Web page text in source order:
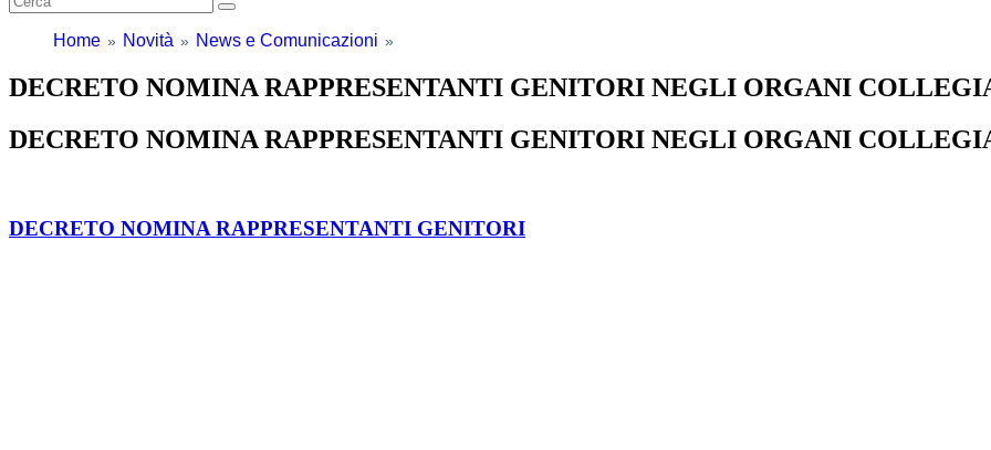
Home Novità News e Comunicazioni
DECRETO NOMINA RAPPRESENTANTI GENITORI NEGLI ORGANI
DECRETO NOMINA RAPPRESENTANTI GENITORI NEGLI ORGANI
DECRETO NOMINA RAPPRESENTANTI GENITORI